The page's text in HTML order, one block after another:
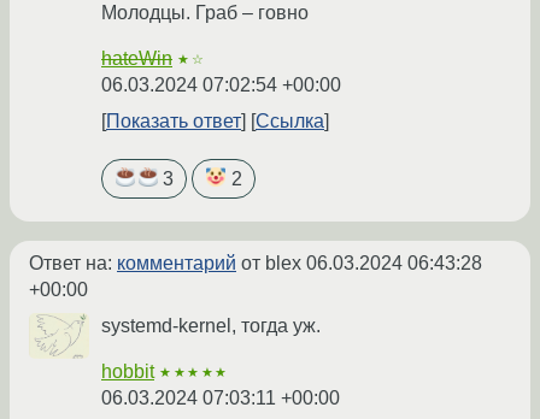
Молодцы. Граб – говно
hateWin ★☆
06.03.2024 07:02:54 +00:00
Показать ответ
Ссылка
3 2
Ответ на: комментарий от blex 06.03.2024 06:43:28
+00:00
systemd-kernel, тогда уж.
hobbit ★★★★★
06.03.2024 07:03:11 +00:00